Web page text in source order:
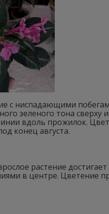
с ниспадающими
зеленого тона сверху
вдоль прожилок.
конец августа.
растение
в центре. Цветение